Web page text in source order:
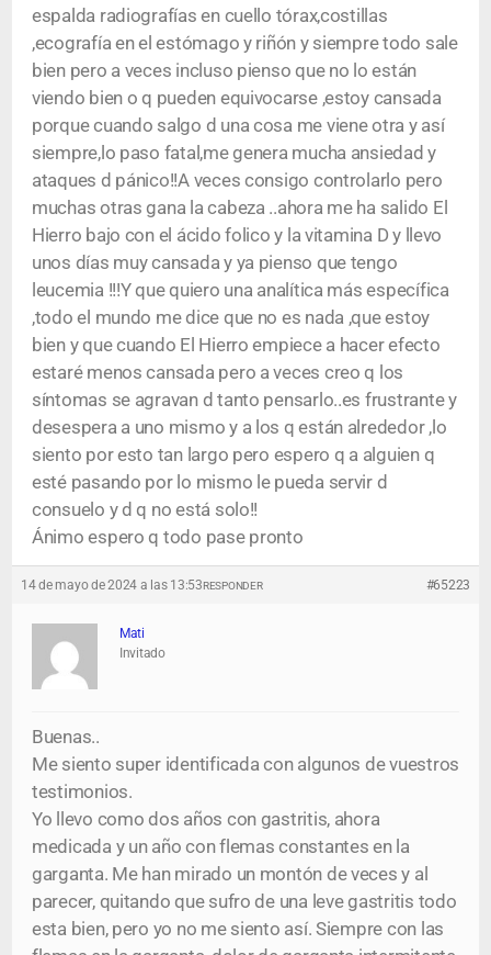
espalda radiografías en cuello tórax,costillas
,ecografía en el estómago y riñón y siempre todo sale
bien pero a veces incluso pienso que no lo están
viendo bien o q pueden equivocarse ,estoy cansada
porque cuando salgo d una cosa me viene otra y así
siempre,lo paso fatal,me genera mucha ansiedad y
ataques d pánico!!A veces consigo controlarlo pero
muchas otras gana la cabeza ..ahora me ha salido El
Hierro bajo con el ácido folico y la vitamina D y llevo
unos días muy cansada y ya pienso que tengo
leucemia !!!Y que quiero una analítica más específica
,todo el mundo me dice que no es nada ,que estoy
bien y que cuando El Hierro empiece a hacer efecto
estaré menos cansada pero a veces creo q los
síntomas se agravan d tanto pensarlo..es frustrante y
desespera a uno mismo y a los q están alrededor ,lo
siento por esto tan largo pero espero q a alguien q
esté pasando por lo mismo le pueda servir d
consuelo y d q no está solo!!
Ánimo espero q todo pase pronto
14 de mayo de 2024 a las 13:53 #65223
RESPONDER
Mati
Invitado
Buenas..
Me siento super identificada con algunos de vuestros
testimonios.
Yo llevo como dos años con gastritis, ahora
medicada y un año con flemas constantes en la
garganta. Me han mirado un montón de veces y al
parecer, quitando que sufro de una leve gastritis todo
esta bien, pero yo no me siento así. Siempre con las